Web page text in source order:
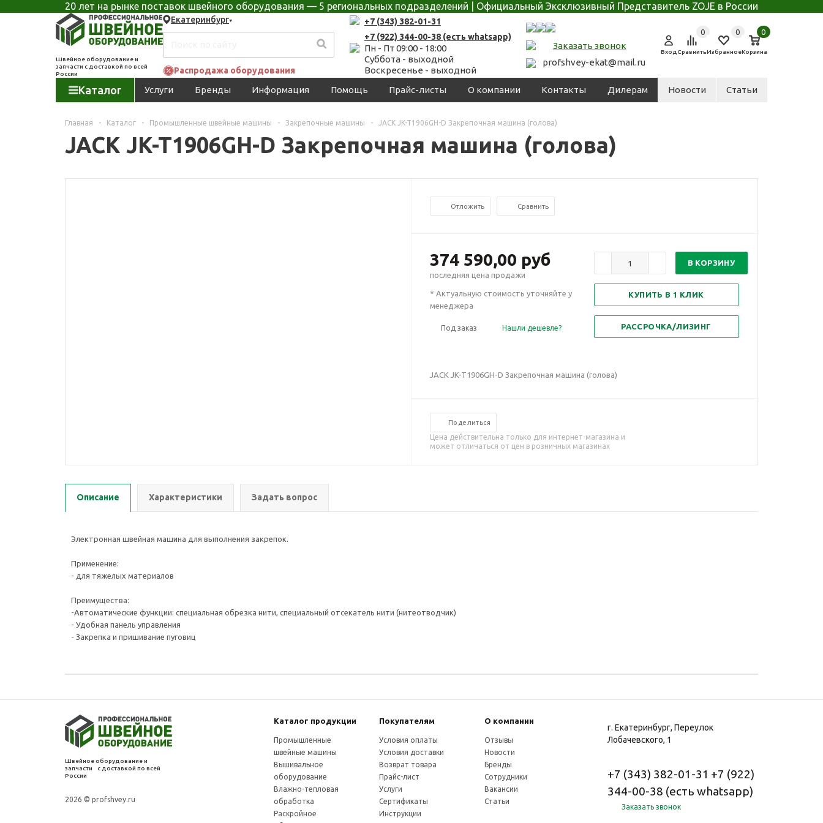
20 лет на рынке поставок швейного оборудования — 5 региональных подразделений | Официальный Эксклюзивный Представитель ZOJE в России
Швейное оборудование и
запчасти с доставкой по всей
России
Екатеринбург
Распродажа оборудования
+7 (343) 382-01-31
+7 (922) 344-00-38 (есть whatsapp)
Пн - Пт 09:00 - 18:00
Суббота - выходной
Воскресенье - выходной
Заказать звонок
profshvey-ekat@mail.ru
ВходСравнить
0
Избранное
0
Корзина
0
Каталог Услуги Бренды Информация Помощь Прайс-листы О компании Контакты Дилерам Новости Статьи
Главная - Каталог - Промышленные швейные машины - Закрепочные машины - JACK JK-T1906GH-D Закрепочная машина (голова)
JACK JK-T1906GH-D Закрепочная машина (голова)
Отложить Сравнить
374 590,00 руб
последняя цена продажи
* Актуальную стоимость уточняйте у
менеджера
Под заказ Нашли дешевле?
В КОРЗИНУ
КУПИТЬ В 1 КЛИК
РАССРОЧКА/ЛИЗИНГ
JACK JK-T1906GH-D Закрепочная машина (голова)
Поделиться
Цена действительна только для интернет-магазина и
может отличаться от цен в розничных магазинах
Описание Характеристики Задать вопрос
Электронная швейная машина для выполнения закрепок.
Применение:
- для тяжелых материалов
Преимущества:
-Автоматические функции: специальная обрезка нити, специальный отсекатель нити (нитеотводчик)
- Удобная панель управления
- Закрепка и пришивание пуговиц
г. Екатеринбург, Переулок
Лобачевского, 1
+7 (343) 382-01-31 +7 (922)
344-00-38 (есть whatsapp)
Заказать звонок
Швейное оборудование и
запчасти с доставкой по всей
России
2026 © profshvey.ru
Каталог продукции
Промышленные
швейные машины
Вышивальное
оборудование
Влажно-тепловая
обработка
Раскройное
Покупателям
Условия оплаты
Условия доставки
Возврат товара
Прайс-лист
Услуги
Сертификаты
Инструкции
О компании
Отзывы
Новости
Бренды
Сотрудники
Вакансии
Статьи